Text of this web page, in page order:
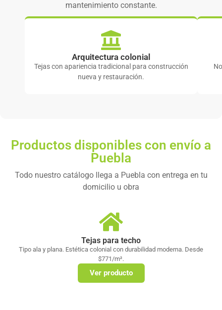
mantenimiento constante.
Arquitectura colonial
Tejas con apariencia tradicional para construcción
nueva y restauración.
Productos disponibles con envío a
Puebla
Todo nuestro catálogo llega a Puebla con entrega en tu
domicilio u obra
Tejas para techo
Tipo ala y plana. Estética colonial con durabilidad moderna. Desde
$771/m².
Ver producto